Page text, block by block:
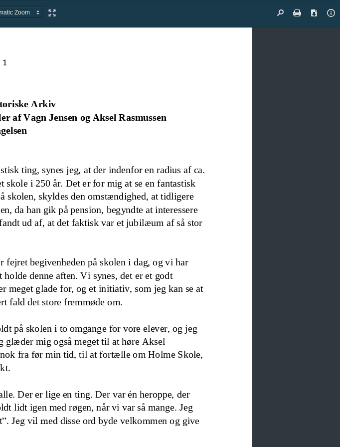
Find Print
Presentation
1
Arkiv
af Vagn Jensen og Aksel Rasmussen
ting, synes jeg, at der indenfor en radius af ca.
skole i 250 år. Det er for mig at se en fantastisk
skolen skyldes den omstændighed, at tidligere
da han gik på pension, begyndte at interessere
ud af, at det faktisk var et jubilæum af så stor
fejret begivenheden på skolen i dag, og vi har
denne aften. Vi synes det er et godt
meget glade for, og et initiativ, som jeg kan se at
fald det store fremmøde om.
på skolen i to omgange for vore elever, og jeg
glæder mig også meget til at høre Aksel
nok fra før min tid, til at fortælle om Holme Skole,
Der er lige en ting. Der var én heroppe, der
lidt igen med røgen, når vi var så mange. Jeg
Jeg vil med disse ord byde velkommen og give